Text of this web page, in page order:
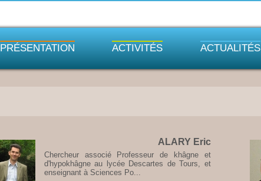
PRÉSENTATION ACTIVITÉS ACTUALITÉS
ALARY Eric
Chercheur associé Professeur de khâgne et
d'hypokhâgne au lycée Descartes de Tours, et
enseignant à Sciences Po...